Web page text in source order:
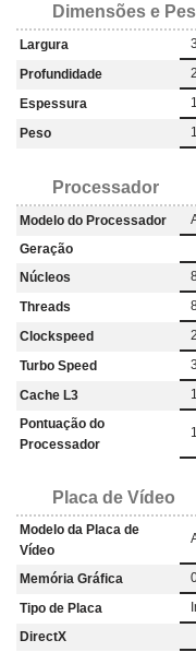
Dimensões e
Largura
Profundidade
Espessura
Peso
Processador
Modelo do Processador
Geração
Núcleos
Threads
Clockspeed
Turbo Speed
Cache L3
Pontuação do
Processador
Placa de Vídeo
Modelo da Placa de
Vídeo
Memória Gráfica
Tipo de Placa
DirectX